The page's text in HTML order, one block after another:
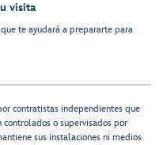
visita
te ayudará a prepararte para
contratistas independientes que
controlados o supervisados por
sus instalaciones ni medios